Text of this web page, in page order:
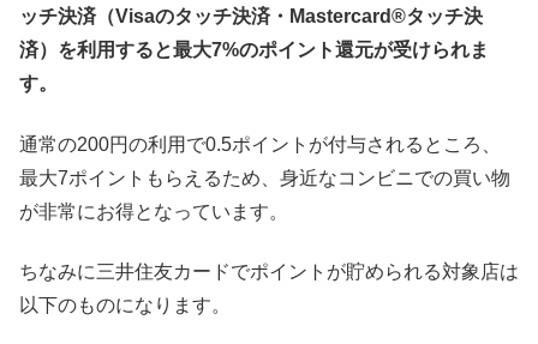
ッチ決済（Visaのタッチ決済・Mastercard®タッチ決
済）を利用すると最大7%のポイント還元が受けられま
す。
通常の200円の利用で0.5ポイントが付与されるところ、
最大7ポイントもらえるため、身近なコンビニでの買い物
が非常にお得となっています。
ちなみに三井住友カードでポイントが貯められる対象店は
以下のものになります。